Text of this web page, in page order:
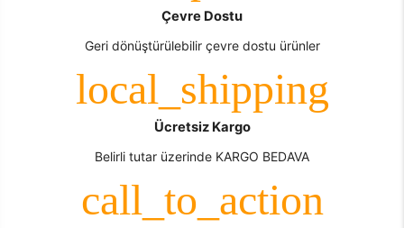
Çevre Dostu
Geri dönüştürülebilir çevre dostu ürünler
Ücretsiz Kargo
Belirli tutar üzerinde KARGO BEDAVA